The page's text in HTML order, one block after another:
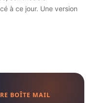
à ce jour. Une version
BOÎTE MAIL